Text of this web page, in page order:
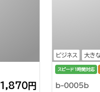
1,870円
ビジネス 大き
スピード1時間対応
b-0005b